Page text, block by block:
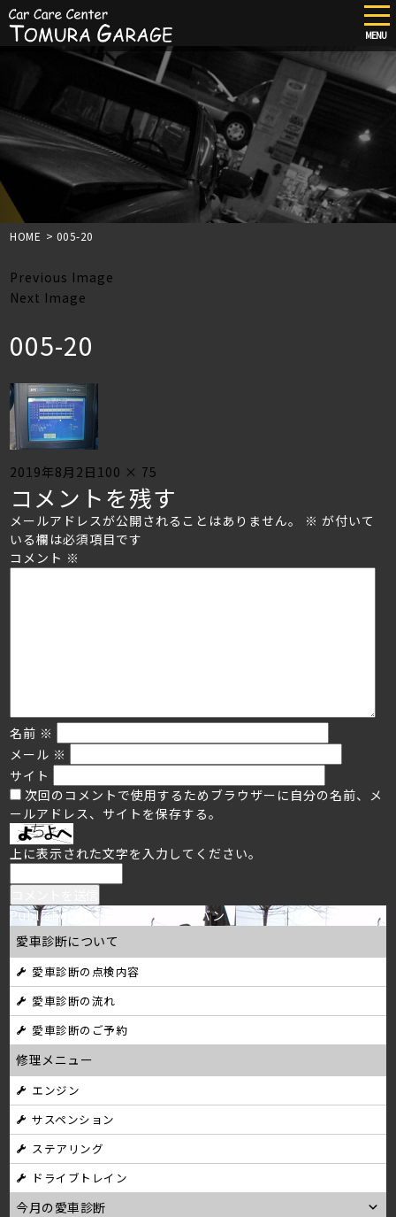
content
MENU
HOME > 005-20
Previous Image
Next Image
005-20
Posted
on
2019年8月2日 Full
size
100 × 75
コメントを残す
メールアドレスが公開されることはありません。 ※ が付いて
いる欄は必須項目です
コメント ※
名前 ※
メール ※
サイト
次回のコメントで使用するためブラウザーに自分の名前、メ
ールアドレス、サイトを保存する。
上に表示された文字を入力してください。
投
稿
ナ
ビ
ゲ
ー
シ
ョ
ン
Published inシボレー サバーバン
愛車診断について
愛車診断の点検内容
愛車診断の流れ
愛車診断のご予約
修理メニュー
エンジン
サスペンション
ステアリング
ドライブトレイン
今月の愛車診断